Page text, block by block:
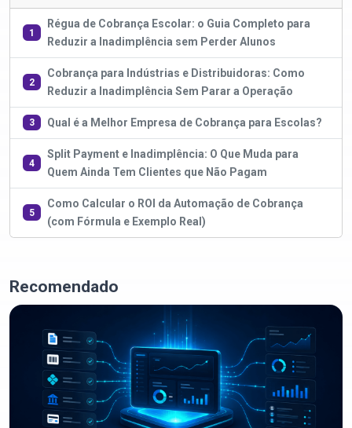
1
Régua de Cobrança Escolar: o Guia Completo para
Reduzir a Inadimplência sem Perder Alunos
2
Cobrança para Indústrias e Distribuidoras: Como
Reduzir a Inadimplência Sem Parar a Operação
3 Qual é a Melhor Empresa de Cobrança para Escolas?
4
Split Payment e Inadimplência: O Que Muda para
Quem Ainda Tem Clientes que Não Pagam
5
Como Calcular o ROI da Automação de Cobrança
(com Fórmula e Exemplo Real)
Recomendado